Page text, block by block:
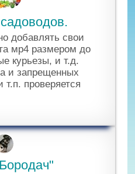
добавлять свои
мр4 размером до
курьезы, и т.д.
и запрещенных
проверяется